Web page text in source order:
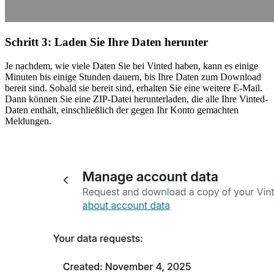
Schritt 3: Laden Sie Ihre Daten herunter
Je nachdem, wie viele Daten Sie bei Vinted haben, kann es einige
Minuten bis einige Stunden dauern, bis Ihre Daten zum Download
bereit sind. Sobald sie bereit sind, erhalten Sie eine weitere E-Mail.
Dann können Sie eine ZIP-Datei herunterladen, die alle Ihre Vinted-
Daten enthält, einschließlich der gegen Ihr Konto gemachten
Meldungen.